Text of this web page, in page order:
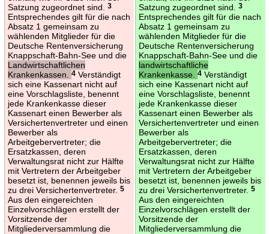
Satzung zugeordnet sind.
3
Entsprechendes gilt für die nach
Absatz 1 gemeinsam zu
wählenden Mitglieder für die
Deutsche Rentenversicherung
Knappschaft-Bahn-See und die
Landwirtschaftlichen
Krankenkassen.
4Verständigt
sich eine Kassenart nicht auf
eine Vorschlagsliste, benennt
jede Krankenkasse dieser
Kassenart einen Bewerber als
Versichertenvertreter und einen
Bewerber als
Arbeitgebervertreter; die
Ersatzkassen, deren
Verwaltungsrat nicht zur Hälfte
mit Vertretern der Arbeitgeber
besetzt ist, benennen jeweils bis
zu drei Versichertenvertreter. 5
Aus den eingereichten
Einzelvorschlägen erstellt der
Vorsitzende der
Mitgliederversammlung die
Satzung zugeordnet sind.
3
Entsprechendes gilt für die nach
Absatz 1 gemeinsam zu
wählenden Mitglieder für die
Deutsche Rentenversicherung
Knappschaft-Bahn-See und die
landwirtschaftliche
Krankenkasse.
4Verständigt
sich eine Kassenart nicht auf
eine Vorschlagsliste, benennt
jede Krankenkasse dieser
Kassenart einen Bewerber als
Versichertenvertreter und einen
Bewerber als
Arbeitgebervertreter; die
Ersatzkassen, deren
Verwaltungsrat nicht zur Hälfte
mit Vertretern der Arbeitgeber
besetzt ist, benennen jeweils bis
zu drei Versichertenvertreter. 5
Aus den eingereichten
Einzelvorschlägen erstellt der
Vorsitzende der
Mitgliederversammlung die